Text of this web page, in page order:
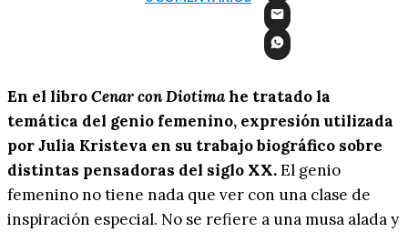
En el libroCenar con Diotimahe tratado la
temática del genio femenino, expresión utilizada
por Julia Kristeva en su trabajo biográfico sobre
distintas pensadoras del siglo XX.El genio
femenino no tiene nada que ver con una clase de
inspiración especial. No se refiere a una musa alada y